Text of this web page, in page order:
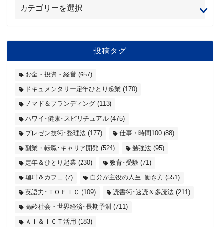
投稿タグ
お金・投資・経営 (657)
ドキュメンタリー定年ひとり起業 (170)
ノマド＆ブランディング (113)
ハワイ･健康･スピリチュアル (475)
プレゼン技術･整理法 (177) 仕事・時間100 (88)
副業・転職･キャリア開発 (524) 勉強法 (95)
定年＆ひとり起業 (230) 教育･受験 (71)
珈琲＆カフェ (7) 自分が主役の人生･働き方 (551)
英語力･ＴＯＥＩＣ (109) 読書術･速読＆多読法 (211)
高齢社会・世界経済･長期予測 (711)
ＡＩ＆ＩＣＴ活用 (183)